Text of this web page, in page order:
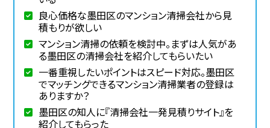
良心価格な墨田区のマンション清掃会社から見
積もりが欲しい
マンション清掃の依頼を検討中。まずは人気があ
る墨田区の清掃会社を紹介してもらいたい
一番重視したいポイントはスピード対応。墨田区
でマッチングできるマンション清掃業者の登録は
ありますか？
墨田区の知人に『清掃会社一発見積りサイト』を
紹介してもらった